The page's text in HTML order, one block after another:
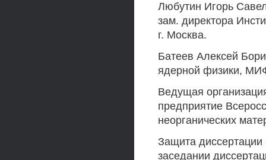
Любутин Игорь
зам. директора
г. Москва.
Батеев Алексей
ядерной физики,
Ведущая
предприятие
неорганических
Защита
заседании